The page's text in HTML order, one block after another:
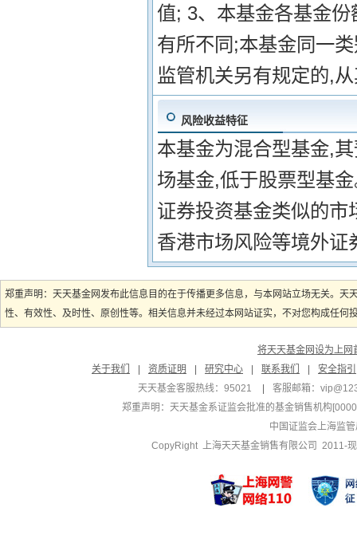
值; 3、本基金各基金
有所不同;本基金同一
监管机关另有规定的,
风险收益特征
本基金为混合型基金,
场基金,低于股票型基
证券投资基金类似的
香港市场风险等境外
郑重声明：天天基金网发布此信息目的在于传播更多信息，与本网站立场无关。
性、有效性、及时性、原创性等。相关信息并未经过本网站证实，不对您构成任
将天天基金网设为上网
关于我们
资质证明 研究中心 联系我们
安全指引
天天基金客服热线：95021
客服邮箱：
郑重声明：天天基金系证监会批准的基金销售机构
中国证监会上海监
CopyRight 上海天天基金销售有限公司 2011-